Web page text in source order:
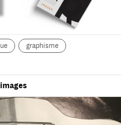
graphisme